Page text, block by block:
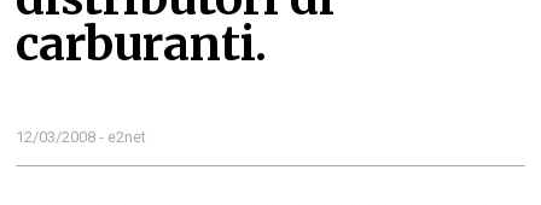
carburanti.
12/03/2008 - e2net